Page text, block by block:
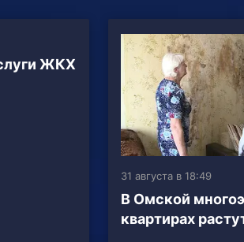
ЖКХ
31 августа в 18:49
В Омской
квартирах